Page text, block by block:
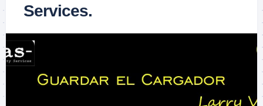
Services.